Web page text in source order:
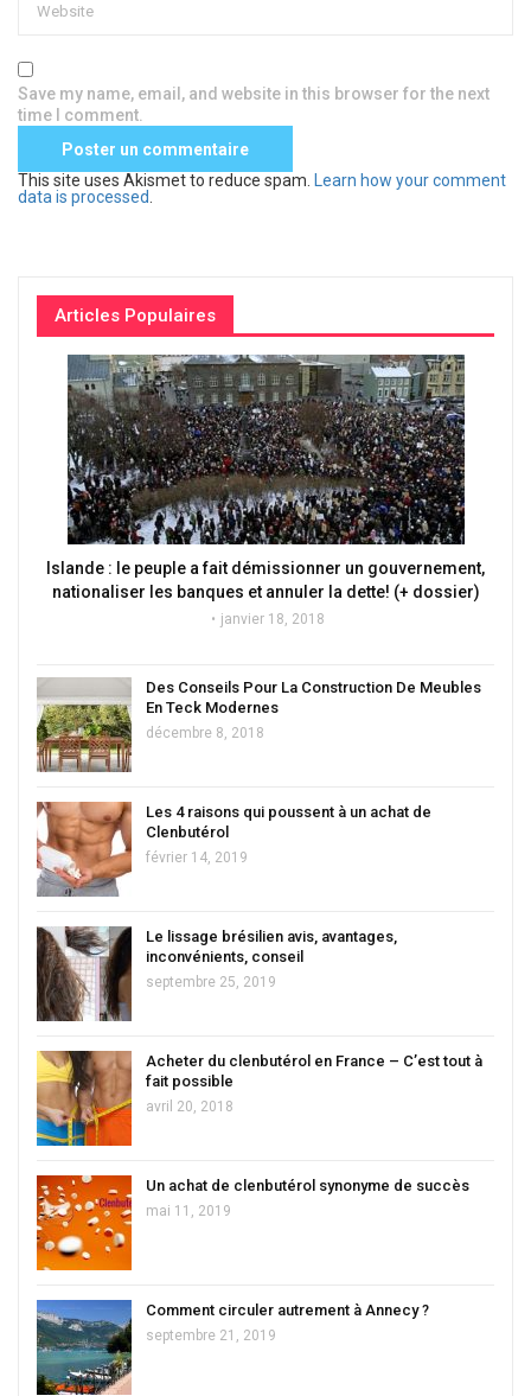
Save my name, email, and website in this browser for the next
time I comment.
This site uses Akismet to reduce spam.
Learn how your comment
data is processed
Articles Populaires
Islande : le peuple a fait démissionner un gouvernement,
nationaliser les banques et annuler la dette! (+ dossier)
janvier 18, 2018
Des Conseils Pour La Construction De Meubles
En Teck Modernes
décembre 8, 2018
Les 4 raisons qui poussent à un achat de
Clenbutérol
février 14, 2019
Le lissage brésilien avis, avantages,
inconvénients, conseil
septembre 25, 2019
Acheter du clenbutérol en France – C’est tout à
fait possible
avril 20, 2018
Un achat de clenbutérol synonyme de succès
mai 11, 2019
Comment circuler autrement à Annecy ?
septembre 21, 2019